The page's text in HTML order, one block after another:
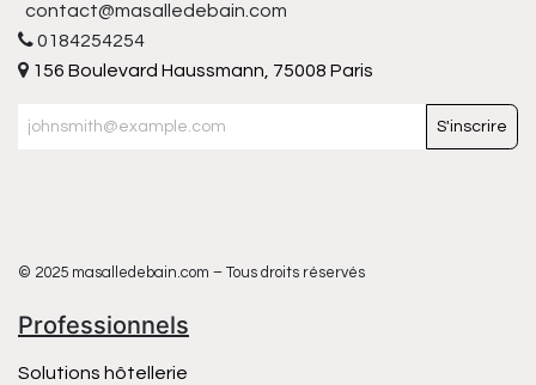
contact@masalledebain.com
0184254254
156 Boulevard Haussmann, 75008 Paris
S'inscrire
© 2025 masalledebain.com – Tous droits réservés
Professionnels
Solutions hôtellerie